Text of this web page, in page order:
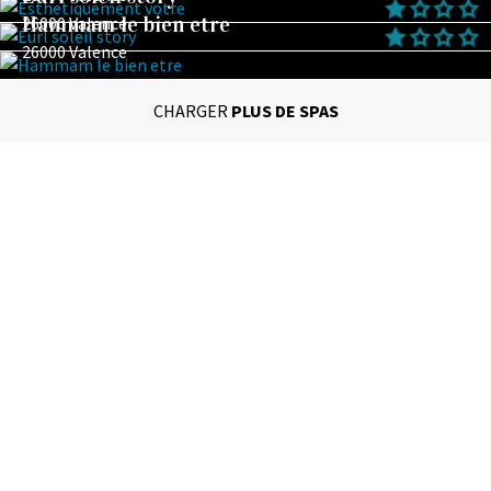
26000 Valence
Hammam le bien etre
26000 Valence
CHARGER PLUS DE SPAS